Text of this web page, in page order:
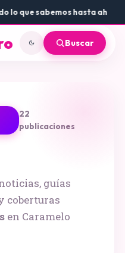
sabemos hasta ahora•
Buscar
22
publicaciones
guías
coberturas
en Caramelo